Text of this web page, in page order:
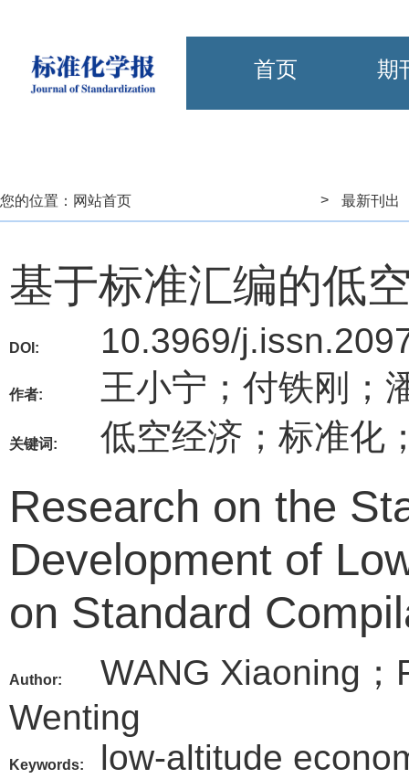
首页 期
您的位置： 网站首页 > 最新刊出
基于标准汇编的低
DOI: 10.3969/
作者: 王小宁；付铁刚；
关键词: 低空经济；标准化
Research on the
Development of
on Standard
Author:
WANG Xiaoning
Wenting
Keywords:
low-altitude